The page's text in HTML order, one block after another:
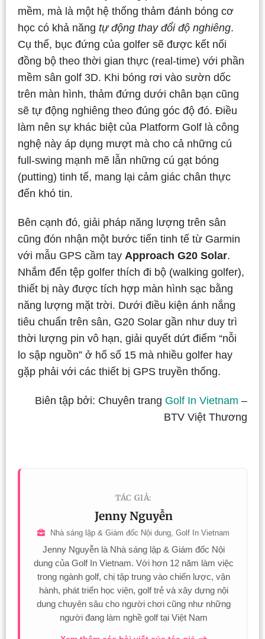
mềm, mà là một hệ thống thảm đánh bóng cơ
học có khả năng tự động thay đổi độ nghiêng.
Cụ thể, bục đứng của golfer sẽ được kết nối
đồng bộ theo thời gian thực (real-time) với phần
mềm sân golf 3D. Khi bóng rơi vào sườn dốc
trên màn hình, thảm đứng dưới chân bạn cũng
sẽ tự động nghiêng theo đúng góc độ đó. Điều
làm nên sự khác biệt của Platform Golf là công
nghệ này áp dụng mượt mà cho cả những cú
full-swing mạnh mẽ lẫn những cú gạt bóng
(putting) tinh tế, mang lại cảm giác chân thực
đến khó tin.
Bên cạnh đó, giải pháp năng lượng trên sân
cũng đón nhận một bước tiến tinh tế từ Garmin
với mẫu GPS cầm tay Approach G20 Solar.
Nhắm đến tệp golfer thích đi bộ (walking golfer),
thiết bị này được tích hợp màn hình sạc bằng
năng lượng mặt trời. Dưới điều kiện ánh nắng
tiêu chuẩn trên sân, G20 Solar gần như duy trì
thời lượng pin vô hạn, giải quyết dứt điểm “nỗi
lo sập nguồn” ở hố số 15 mà nhiều golfer hay
gặp phải với các thiết bị GPS truyền thống.
Biên tập bởi: Chuyên trang Golf In Vietnam –
BTV Việt Thương
TÁC GIẢ:
Jenny Nguyễn
Nhà sáng lập & Giám đốc Nội dung, Golf In Vietnam
Jenny Nguyễn là Nhà sáng lập & Giám đốc Nội
dung của Golf In Vietnam. Với hơn 12 năm làm việc
trong ngành golf, chị tập trung vào chiến lược, vận
hành, phát triển học viện, golf trẻ và xây dựng nội
dung chuyên sâu cho người chơi cũng như những
người đang làm nghề golf tại Việt Nam